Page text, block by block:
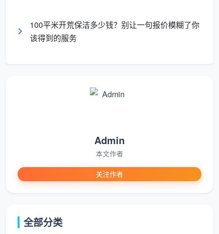
摆在一起比
同样是“100平全屋开荒”，800元的和1300元的，
800元粗开荒
成都天均安洁保洁1300元
窗和轨道槽不
内外窗、窗框轨道凹槽、
纱窗、移门地轨全包
柜门紧闭，内
100平米开荒保洁多少钱？别让一句报价模糊了你
该得到的服务
Admin
本文作者
关注作者
全部分类